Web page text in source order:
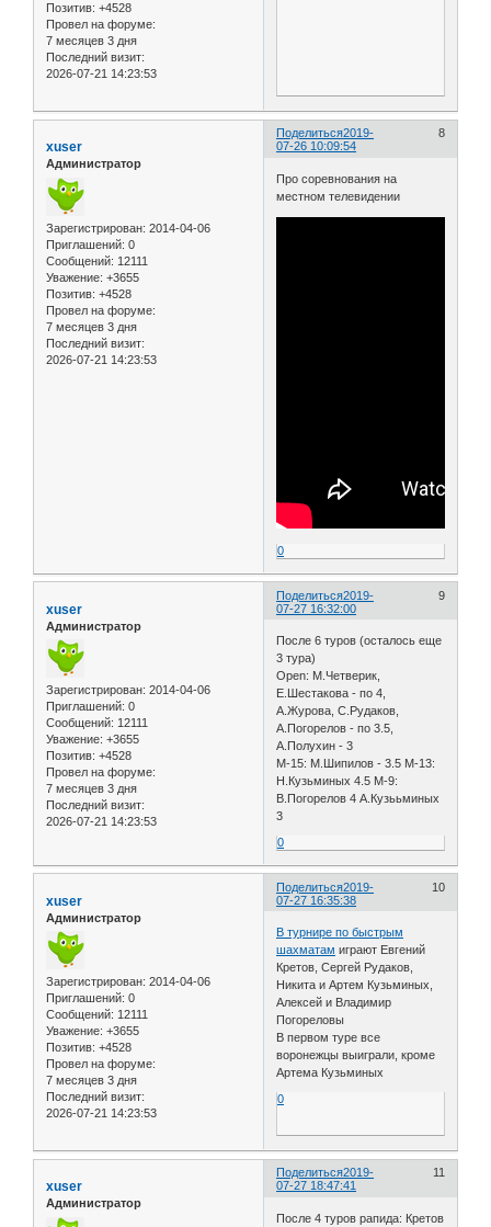
Позитив: +4528
Провел на форуме:
7 месяцев 3 дня
Последний визит:
2026-07-21 14:23:53
Поделиться 8
2019-
07-26 10:09:54
xuser
Администратор
Зарегистрирован: 2014-04-06
Приглашений: 0
Сообщений: 12111
Уважение: +3655
Позитив: +4528
Провел на форуме:
7 месяцев 3 дня
Последний визит:
2026-07-21 14:23:53
Про соревнования на
местном телевидении
0
Поделиться 9
2019-
07-27 16:32:00
xuser
Администратор
Зарегистрирован: 2014-04-06
Приглашений: 0
Сообщений: 12111
Уважение: +3655
Позитив: +4528
Провел на форуме:
7 месяцев 3 дня
Последний визит:
2026-07-21 14:23:53
После 6 туров (осталось еще
3 тура)
Open: М.Четверик,
Е.Шестакова - по 4,
А.Журова, С.Рудаков,
А.Погорелов - по 3.5,
А.Полухин - 3
М-15: М.Шипилов - 3.5 М-13:
Н.Кузьминых 4.5 М-9:
В.Погорелов 4 А.Кузььминых
3
0
Поделиться 10
2019-
07-27 16:35:38
xuser
Администратор
Зарегистрирован: 2014-04-06
Приглашений: 0
Сообщений: 12111
Уважение: +3655
Позитив: +4528
Провел на форуме:
7 месяцев 3 дня
Последний визит:
2026-07-21 14:23:53
В турнире по быстрым
шахматам играют Евгений
Кретов, Сергей Рудаков,
Никита и Артем Кузьминых,
Алексей и Владимир
Погореловы
В первом туре все
воронежцы выиграли, кроме
Артема Кузьминых
0
Поделиться 11
2019-
07-27 18:47:41
xuser
Администратор
После 4 туров рапида: Кретов